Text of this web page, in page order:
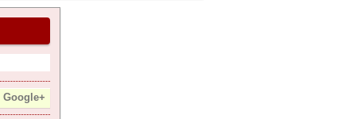
Google+